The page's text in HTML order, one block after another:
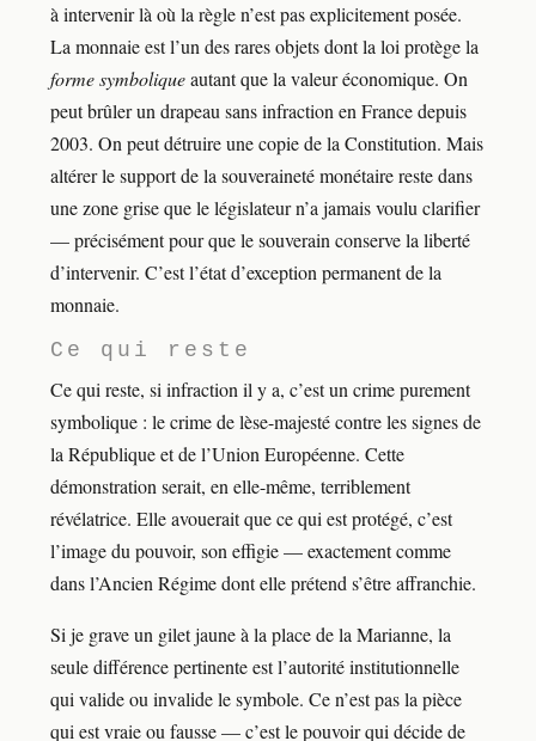
à intervenir là où la règle n’est pas explicitement posée.
La monnaie est l’un des rares objets dont la loi protège la
forme symboliqueautant que la valeur économique. On
peut brûler un drapeau sans infraction en France depuis
2003. On peut détruire une copie de la Constitution. Mais
altérer le support de la souveraineté monétaire reste dans
une zone grise que le législateur n’a jamais voulu clarifier
— précisément pour que le souverain conserve la liberté
d’intervenir. C’est l’état d’exception permanent de la
monnaie.
Ce qui reste
Ce qui reste, si infraction il y a, c’est un crime purement
symbolique : le crime de lèse-majesté contre les signes de
la République et de l’Union Européenne. Cette
démonstration serait, en elle-même, terriblement
révélatrice. Elle avouerait que ce qui est protégé, c’est
l’image du pouvoir, son effigie — exactement comme
dans l’Ancien Régime dont elle prétend s’être affranchie.
Si je grave un gilet jaune à la place de la Marianne, la
seule différence pertinente est l’autorité institutionnelle
qui valide ou invalide le symbole. Ce n’est pas la pièce
qui est vraie ou fausse — c’est le pouvoir qui décide de